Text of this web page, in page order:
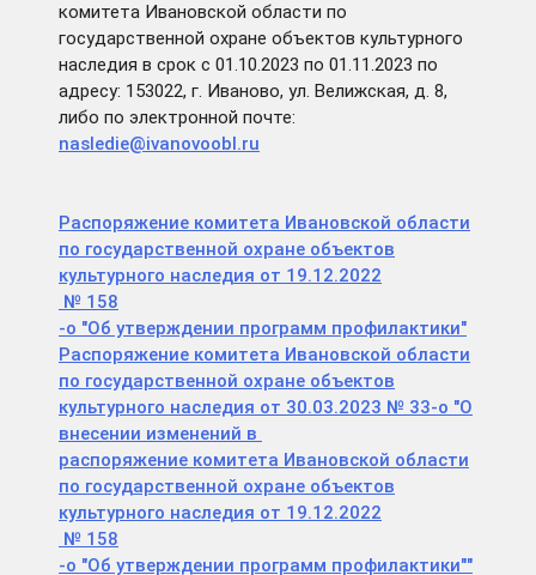
комитета Ивановской области по
государственной охране объектов культурного
наследия в срок с 01.10.2023 по 01.11.2023 по
адресу: 153022, г. Иваново, ул. Велижская, д. 8,
либо по электронной почте:
nasledie@ivanovoobl.ru
Распоряжение комитета Ивановской области
по государственной охране объектов
культурного наследия от 19.12.2022
№ 158
-о "Об утверждении программ профилактики"
Распоряжение комитета Ивановской области
по государственной охране объектов
культурного наследия от 30.03.2023 № 33-о "О
внесении изменений в
распоряжение комитета Ивановской области
по государственной охране объектов
культурного наследия от 19.12.2022
№ 158
-о "Об утверждении программ профилактики""